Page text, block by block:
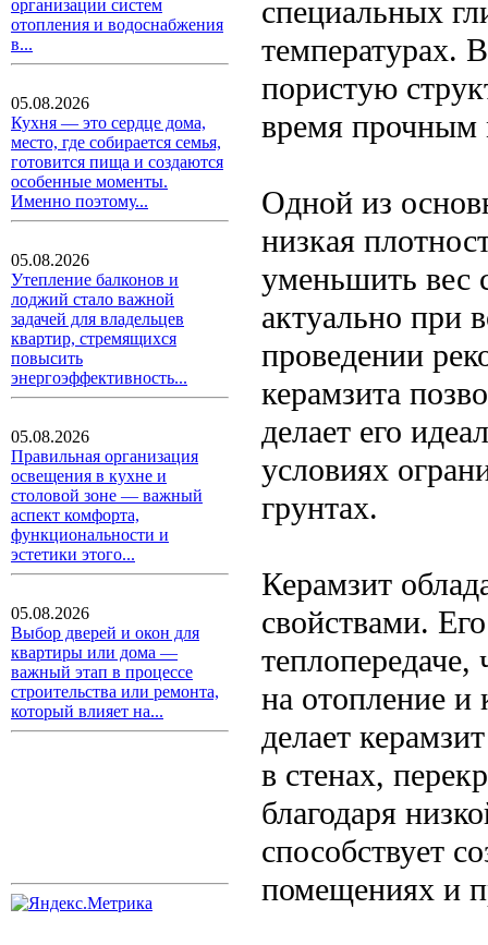
организации систем
отопления и водоснабжения
в...
05.08.2026
Кухня — это сердце дома,
место, где собирается семья,
готовится пища и создаются
особенные моменты.
Именно поэтому...
05.08.2026
Утепление балконов и
лоджий стало важной
задачей для владельцев
квартир, стремящихся
повысить
энергоэффективность...
05.08.2026
Правильная организация
освещения в кухне и
столовой зоне — важный
аспект комфорта,
функциональности и
эстетики этого...
05.08.2026
Выбор дверей и окон для
квартиры или дома —
важный этап в процессе
строительства или ремонта,
который влияет на...
специальных
температурах.
пористую
время прочным
Одной из
низкая
уменьшить вес
актуально при
проведении
керамзита
делает его
условиях
грунтах.
Керамзит
свойствами.
теплопередаче,
на отопление
делает
в стенах,
благодаря
способствует
помещениях и